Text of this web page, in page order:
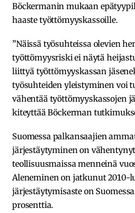
Böckermanin mukaan
haaste työttömyyskassoille.
”Näissä työsuhteissa olevien
työttömyysriski ei näytä
liittyä työttömyyskassan
työsuhteiden yleistyminen voi
vähentää työttömyyskassojen
kiteyttää Böckerman
Suomessa palkansaajien
järjestäytyminen on
teollisuusmaissa menneinä
Aleneminen on jatkunut 2010-
järjestäytymisaste on
prosenttia.